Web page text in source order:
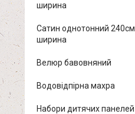
ширина
Сатин однотонний 240см
ширина
Велюр бавовняний
Водовідпірна махра
Набори дитячих панелей